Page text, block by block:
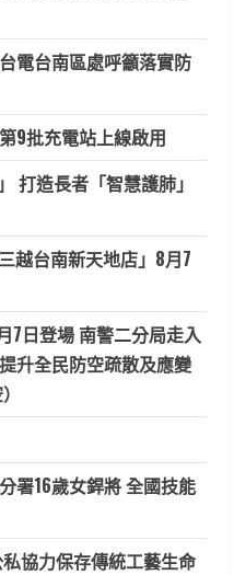
電台南區處呼籲落實防
9批充電站上線啟用
打造長者「智慧護肺」
越台南新天地店」8月7
7日登場 南警二分局走入
升全民防空疏散及應變
署16歲女銲將 全國技能
協力保存傳統工藝生命